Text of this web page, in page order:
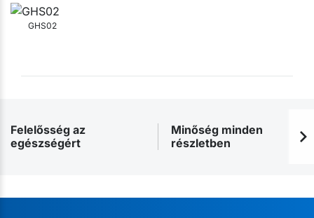
GHS02
Felelősség az
egészségért
Minőség minden
részletben